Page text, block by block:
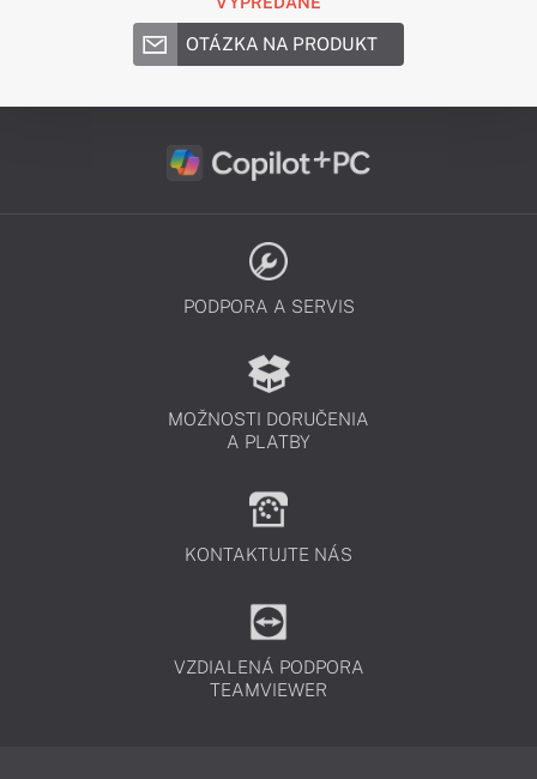
OTÁZKA NA PRODUKT
PODPORA A SERVIS
MOŽNOSTI DORUČENIA
A PLATBY
KONTAKTUJTE NÁS
VZDIALENÁ PODPORA
TEAMVIEWER